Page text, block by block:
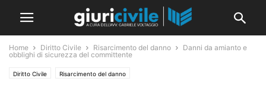
Home Diritto Civile Risarcimento del danno
Danni da amianto e
obblighi di sicurezza del committente
Diritto Civile Risarcimento del danno